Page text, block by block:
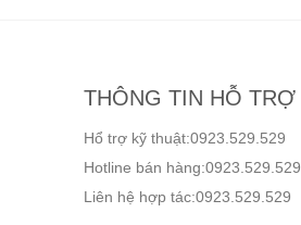
THÔNG TIN HỖ TRỢ
Hổ trợ kỹ thuật:0923.529.529
Hotline bán hàng:0923.529.529
Liên hệ hợp tác:0923.529.529